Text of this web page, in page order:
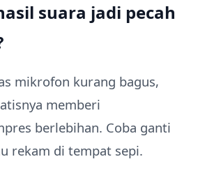
suara jadi pecah
mikrofon kurang bagus,
memberi
berlebihan. Coba ganti
rekam di tempat sepi.